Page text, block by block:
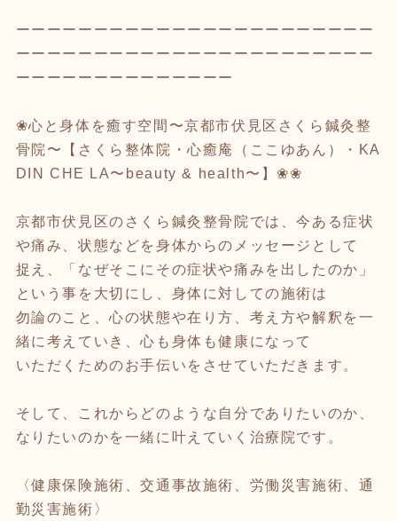
ーーーーーーーーーーーーーーーーーーーーーーー
ーーーーーーーーーーーーーーーーーーーーーーー
ーーーーーーーーーーーーーー
❀心と身体を癒す空間〜京都市伏見区さくら鍼灸整
骨院〜【さくら整体院・心癒庵（ここゆあん）・KA
DIN CHE LA〜beauty & health〜】❀❀
京都市伏見区のさくら鍼灸整骨院では、今ある症状
や痛み、状態などを身体からのメッセージとして
捉え、「なぜそこにその症状や痛みを出したのか」
という事を大切にし、身体に対しての施術は
勿論のこと、心の状態や在り方、考え方や解釈を一
緒に考えていき、心も身体も健康になって
いただくためのお手伝いをさせていただきます。
そして、これからどのような自分でありたいのか、
なりたいのかを一緒に叶えていく治療院です。
〈健康保険施術、交通事故施術、労働災害施術、通
勤災害施術〉